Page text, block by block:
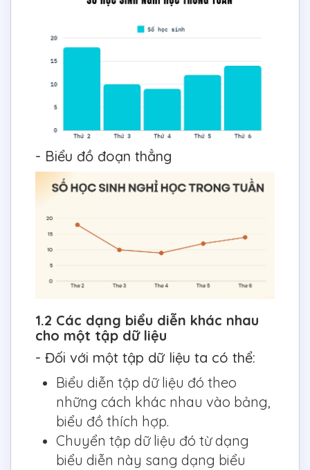
- Biểu đồ đoạn thẳng
1.2 Các dạng biểu diễn khác nhau
cho một tập dữ liệu
- Đối với một tập dữ liệu ta có thể:
Biểu diễn tập dữ liệu đó theo
những cách khác nhau vào bảng,
biểu đồ thích hợp.
Chuyển tập dữ liệu đó từ dạng
biểu diễn này sang dạng biểu